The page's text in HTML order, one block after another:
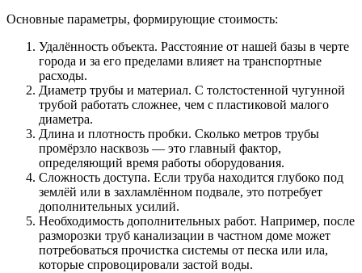
Основные параметры, формирующие стоимость:
Удалённость объекта. Расстояние от нашей базы в черте
города и за его пределами влияет на транспортные
расходы.
Диаметр трубы и материал. С толстостенной чугунной
трубой работать сложнее, чем с пластиковой малого
диаметра.
Длина и плотность пробки. Сколько метров трубы
промёрзло насквозь — это главный фактор,
определяющий время работы оборудования.
Сложность доступа. Если труба находится глубоко под
землёй или в захламлённом подвале, это потребует
дополнительных усилий.
Необходимость дополнительных работ. Например, после
разморозки труб канализации в частном доме может
потребоваться прочистка системы от песка или ила,
которые спровоцировали застой воды.